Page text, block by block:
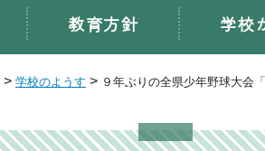
教育方針 学校
> 学校のようす > ９年ぶりの全県少年野球大会